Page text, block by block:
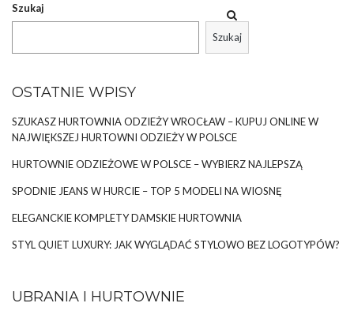
Szukaj
Szukaj
OSTATNIE WPISY
SZUKASZ HURTOWNIA ODZIEŻY WROCŁAW – KUPUJ ONLINE W
NAJWIĘKSZEJ HURTOWNI ODZIEŻY W POLSCE
HURTOWNIE ODZIEŻOWE W POLSCE – WYBIERZ NAJLEPSZĄ
SPODNIE JEANS W HURCIE – TOP 5 MODELI NA WIOSNĘ
ELEGANCKIE KOMPLETY DAMSKIE HURTOWNIA
STYL QUIET LUXURY: JAK WYGLĄDAĆ STYLOWO BEZ LOGOTYPÓW?
UBRANIA I HURTOWNIE